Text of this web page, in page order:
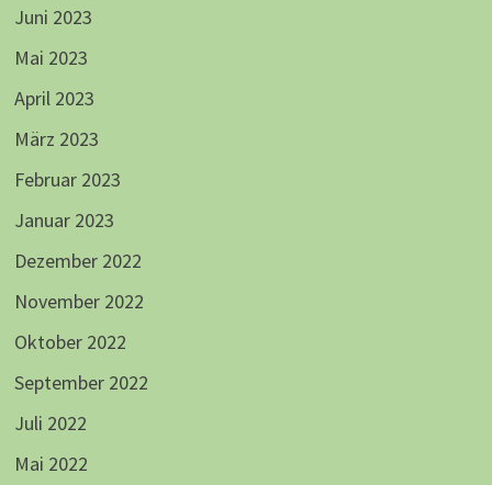
Juni 2023
Mai 2023
April 2023
März 2023
Februar 2023
Januar 2023
Dezember 2022
November 2022
Oktober 2022
September 2022
Juli 2022
Mai 2022